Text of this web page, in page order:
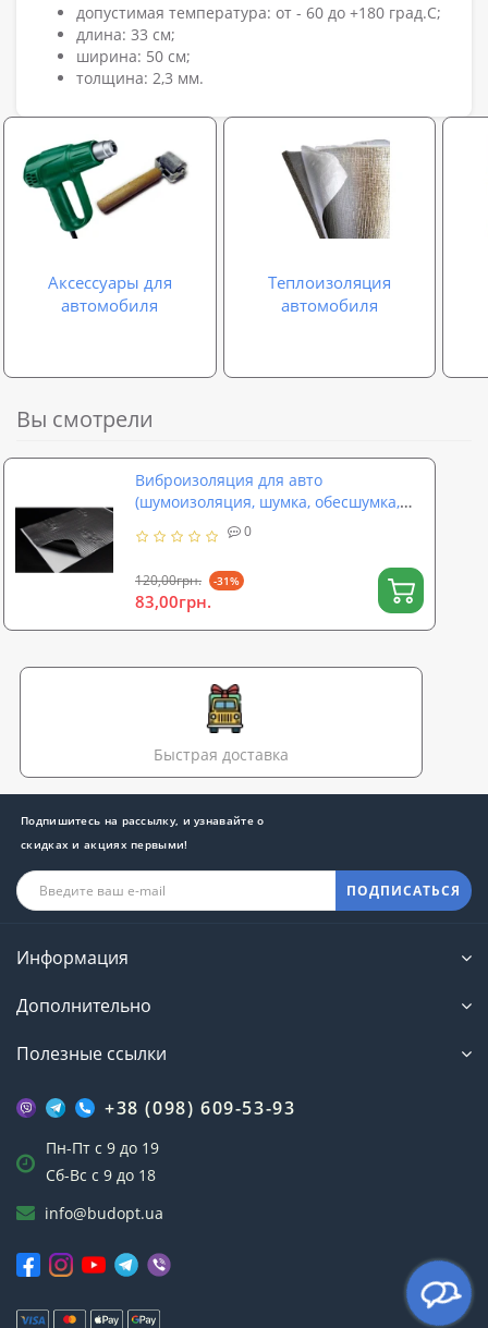
допустимая температура: от - 60 до +180 град.С;
длина: 33 см;
ширина: 50 см;
толщина: 2,3 мм.
Аксессуары для
автомобиля
Теплоизоляция
автомобиля
Вы смотрели
Виброизоляция для авто
(шумоизоляция, шумка, обесшумка,
шумовиброизоляция автомобиля)
SoundProOFF M2 (sp-0002)
0
120,00грн. -31%
83,00грн.
Быстрая доставка
Подпишитесь на рассылку, и узнавайте о
скидках и акциях первыми!
ПОДПИСАТЬСЯ
Информация
Дополнительно
Полезные ссылки
+38 (098) 609-53-93
Пн-Пт с 9 до 19
Сб-Вс с 9 до 18
info@budopt.ua